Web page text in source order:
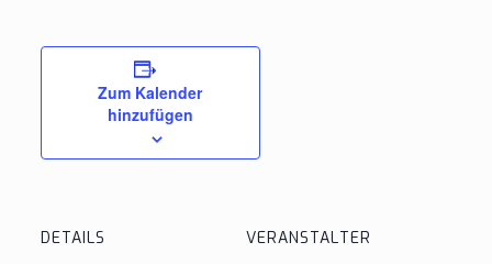
Zum Kalender
hinzufügen
DETAILS VERANSTALTER